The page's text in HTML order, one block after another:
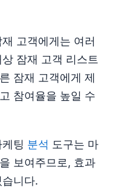
고객에게는 여러
잠재 고객 리스트
잠재 고객에게 제
참여율을 높일 수
팅 분석 도구는 마
보여주므로, 효과
니다.